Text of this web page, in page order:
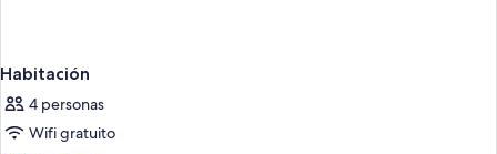
Habitación
4 personas
Wifi gratuito